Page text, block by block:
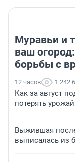
Муравьи и
ваш
борьбы с
12 часов 1 242
Как за август
потерять
Выжившая
выписалась из